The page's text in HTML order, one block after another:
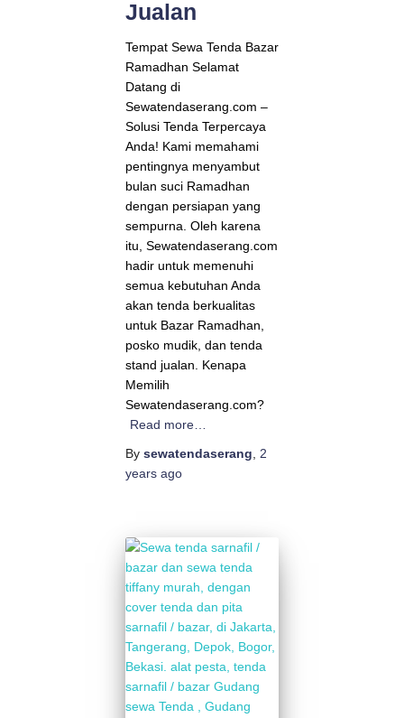
Jualan
Tempat Sewa Tenda Bazar
Ramadhan Selamat
Datang di
Sewatendaserang.com –
Solusi Tenda Terpercaya
Anda! Kami memahami
pentingnya menyambut
bulan suci Ramadhan
dengan persiapan yang
sempurna. Oleh karena
itu, Sewatendaserang.com
hadir untuk memenuhi
semua kebutuhan Anda
akan tenda berkualitas
untuk Bazar Ramadhan,
posko mudik, dan tenda
stand jualan. Kenapa
Memilih
Sewatendaserang.com?
Read more…
By sewatendaserang
2
years ago